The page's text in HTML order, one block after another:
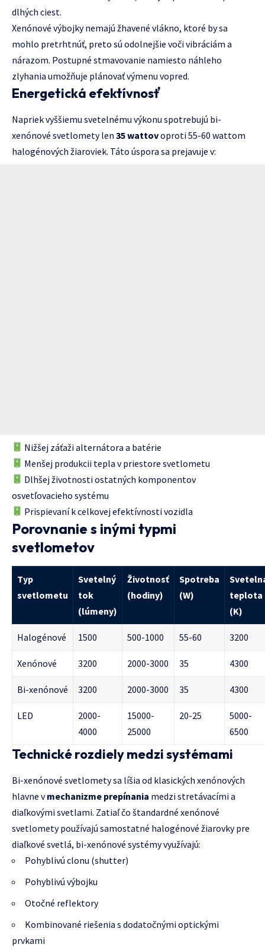
dlhých ciest.
Xenónové výbojky nemajú žhavené vlákno, ktoré by sa
mohlo pretrhtnúť, preto sú odolnejšie voči vibráciám a
nárazom. Postupné stmavovanie namiesto náhleho
zlyhania umožňuje plánovať výmenu vopred.
Energetická efektívnosť
Napriek vyššiemu svetelnému výkonu spotrebujú bi-
xenónové svetlomety len 35 wattovoproti 55-60 wattom
halogénových žiaroviek. Táto úspora sa prejavuje v:
Nižšej záťaži alternátora a batérie
Menšej produkcii tepla v priestore svetlometu
Dlhšej životnosti ostatných komponentov
osvetľovacieho systému
Prispievaní k celkovej efektívnosti vozidla
Porovnanie s inými typmi
svetlometov
Typ
svetlometu
Svetelný
tok
(lúmeny)
Životnosť
(hodiny)
Spotreba
(W)
teplota
(K)
Halogénové 1500 500-1000 55-60 3200
Xenónové 3200 2000-3000 35 4300
Bi-xenónové 3200 2000-3000 35 4300
LED
2000-
4000
15000-
25000
20-25
5000-
6500
Technické rozdiely medzi systémami
Bi-xenónové svetlomety sa líšia od klasických xenónových
hlavne vmechanizme prepínania medzi stretávacími a
diaľkovými svetlami. Zatiaľ čo štandardné xenónové
svetlomety používajú samostatné halogénové žiarovky pre
diaľkové svetlá, bi-xenónové systémy využívajú:
Pohyblivú clonu (shutter)
Pohyblivú výbojku
Otočné reflektory
Kombinované riešenia s dodatočnými optickými
prvkami